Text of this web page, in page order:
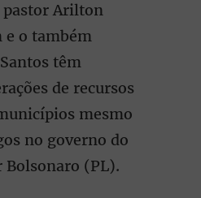
Arilton
o também
têm
de recursos
mesmo
no governo do
Bolsonaro (PL).